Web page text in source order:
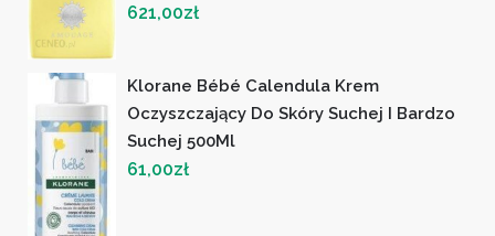
621,00zł
Klorane Bébé Calendula Krem
Oczyszczający Do Skóry Suchej I Bardzo
Suchej 500Ml
61,00zł